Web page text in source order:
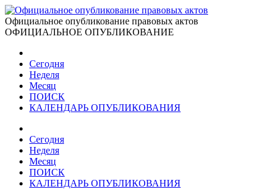
Официальное опубликование правовых актов
ОФИЦИАЛЬНОЕ ОПУБЛИКОВАНИЕ
Сегодня
Неделя
Месяц
ПОИСК
КАЛЕНДАРЬ ОПУБЛИКОВАНИЯ
Сегодня
Неделя
Месяц
ПОИСК
КАЛЕНДАРЬ ОПУБЛИКОВАНИЯ